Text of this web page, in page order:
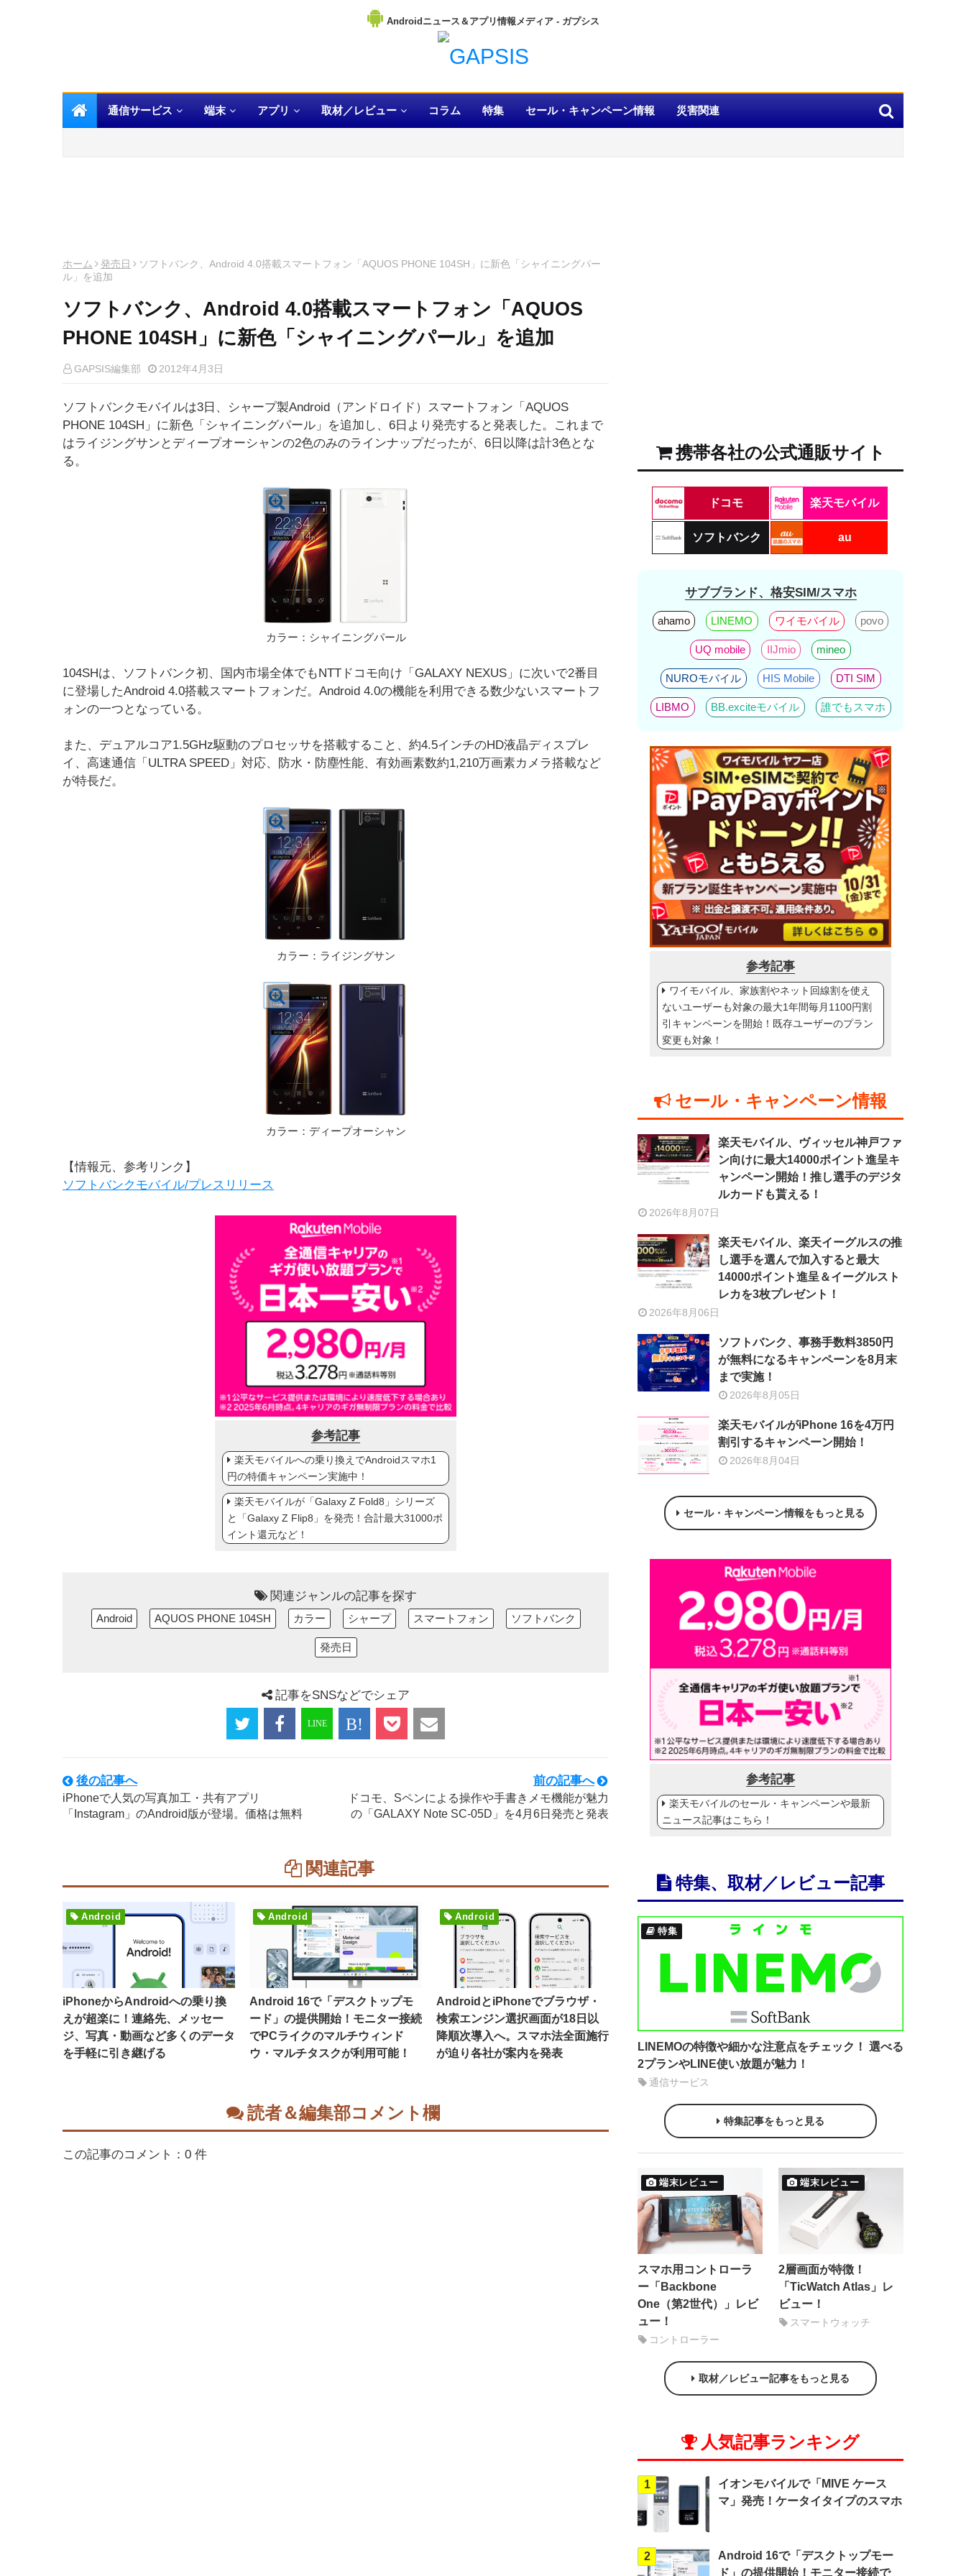
Androidニュース＆アプリ情報メディア
通信サービス 端末 アプリ 取材／レビュー コラム 特集 セール・キャンペーン情報 災害関連
ホーム 発売日
ソフトバンク、Android 4.0搭載スマートフォン「AQUOS PHONE 104SH」に新色「シャイニングパー
ル」を追加
ソフトバンク、Android 4.0搭載スマートフォン「AQUOS
PHONE 104SH」に新色「シャイニングパール」を追加
GAPSIS編集部 2012年4月3日
ソフトバンクモバイルは3日、シャープ製Android（アンドロイド）スマートフォン「AQUOS
PHONE 104SH」に新色「シャイニングパール」を追加し、6日より発売すると発表した。これまで
はライジングサンとディープオーシャンの2色のみのラインナップだったが、6日以降は計3色とな
る。
カラー：シャイニングパール
104SHは、ソフトバンク初、国内市場全体でもNTTドコモ向け「GALAXY NEXUS」に次いで2番目
に登場したAndroid 4.0搭載スマートフォンだ。Android 4.0の機能を利用できる数少ないスマートフ
ォンの一つとなっている。
また、デュアルコア1.5GHz駆動のプロセッサを搭載すること、約4.5インチのHD液晶ディスプレ
イ、高速通信「ULTRA SPEED」対応、防水・防塵性能、有効画素数約1,210万画素カメラ搭載など
が特長だ。
カラー：ライジングサン
カラー：ディープオーシャン
【情報元、参考リンク】
ソフトバンクモバイル/プレスリリース
参考記事
楽天モバイルへの乗り換えでAndroidスマホ1
円の特価キャンペーン実施中！
楽天モバイルが「Galaxy Z Fold8」シリーズ
と「Galaxy Z Flip8」を発売！合計最大31000ポ
イント還元など！
関連ジャンルの記事を探す
Android AQUOS PHONE 104SH カラー シャープ スマートフォン ソフトバンク
発売日
記事をSNSなどでシェア
後の記事へ
iPhoneで人気の写真加工・共有アプリ
「Instagram」のAndroid版が登場。価格は無料
前の記事へ
ドコモ、Sペンによる操作や手書きメモ機能が魅力
の「GALAXY Note SC-05D」を4月6日発売と発表
関連記事
Android
iPhoneからAndroidへの乗り換
えが超楽に！連絡先、メッセー
ジ、写真・動画など多くのデータ
を手軽に引き継げる
Android
Android 16で「デスクトップモ
ード」の提供開始！モニター接続
でPCライクのマルチウィンド
ウ・マルチタスクが利用可能！
Android
AndroidとiPhoneでブラウザ・
検索エンジン選択画面が18日以
降順次導入へ。スマホ法全面施行
が迫り各社が案内を発表
読者＆編集部コメント欄
この記事のコメント：0 件
携帯各社の公式通販サイト
ドコモ 楽天モバイル
ソフトバンク au
サブブランド、格安SIM/スマホ
ahamo LINEMO ワイモバイル povo
UQ mobile IIJmio mineo
NUROモバイル HIS Mobile DTI SIM
LIBMO BB.exciteモバイル 誰でもスマホ
参考記事
ワイモバイル、家族割やネット回線割を使え
ないユーザーも対象の最大1年間毎月1100円割
引キャンペーンを開始！既存ユーザーのプラン
変更も対象！
セール・キャンペーン情報
楽天モバイル、ヴィッセル神戸ファ
ン向けに最大14000ポイント進呈キ
ャンペーン開始！推し選手のデジタ
ルカードも貰える！
2026年8月07日
楽天モバイル、楽天イーグルスの推
し選手を選んで加入すると最大
14000ポイント進呈＆イーグルスト
レカを3枚プレゼント！
2026年8月06日
ソフトバンク、事務手数料3850円
が無料になるキャンペーンを8月末
まで実施！
2026年8月05日
楽天モバイルがiPhone 16を4万円
割引するキャンペーン開始！
2026年8月04日
セール・キャンペーン情報をもっと見る
参考記事
楽天モバイルのセール・キャンペーンや最新
ニュース記事はこちら！
特集、取材／レビュー記事
特集
LINEMOの特徴や細かな注意点をチェック！ 選べる
2プランやLINE使い放題が魅力！
通信サービス
特集記事をもっと見る
端末レビュー
スマホ用コントローラ
ー「Backbone
One（第2世代）」レビ
ュー！
コントローラー
端末レビュー
2層画面が特徴！
「TicWatch Atlas」レ
ビュー！
スマートウォッチ
取材／レビュー記事をもっと見る
人気記事ランキング
1
イオンモバイルで「MIVE ケース
マ」発売！ケータイタイプのスマホ
2
Android 16で「デスクトップモー
ド」の提供開始！モニター接続で